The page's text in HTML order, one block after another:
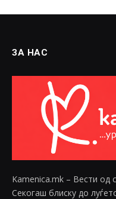
ЗА НАС
Kamenica.mk – Вести од
Секогаш блиску до